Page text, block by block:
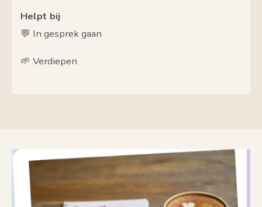
Helpt bij
💬 In gesprek gaan
🌱 Verdiepen